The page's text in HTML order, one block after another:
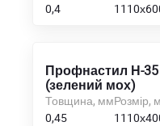
0,4
Профнастил Н-35
(зелений мох)
Товщина, мм
0,45
Розмір,